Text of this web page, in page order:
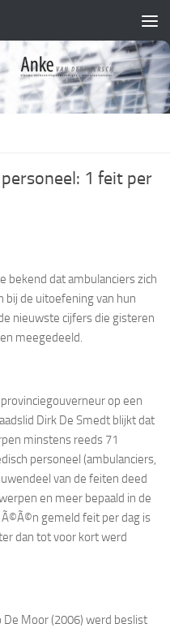
1 feit per
bekend dat ambulanciers zich
bij de uitoefening van hun
nieuwste cijfers die gisteren
meegedeeld.
op een
Dirk De Smedt blijkt dat
minstens reeds 71
personeel (ambulanciers,
van de feiten deed
en meer bepaald in de
gemeld feit per dag is
dan tot voor kort werd
De Moor (2006) werd beslist